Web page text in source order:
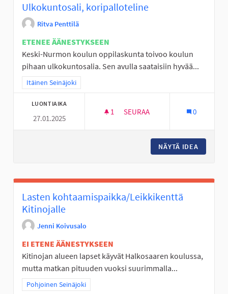
Ulkokuntosali, koripalloteline
Ritva Penttilä
ETENEE ÄÄNESTYKSEEN
Keski-Nurmon koulun oppilaskunta toivoo koulun
pihaan ulkokuntosalia. Sen avulla saataisiin hyvää...
Rajaa tulokset teeman mukaan: Itäinen Seinäjoki
Itäinen Seinäjoki
LUONTIAIKA
27.01.2025
1 1 SEURAAJA
SEURAA 0
NÄYTÄ IDEA
Lasten kohtaamispaikka/Leikkikenttä
Kitinojalle
Jenni Koivusalo
EI ETENE ÄÄNESTYKSEEN
Kitinojan alueen lapset käyvät Halkosaaren koulussa,
mutta matkan pituuden vuoksi suurimmalla...
Rajaa tulokset teeman mukaan: Pohjoinen Seinäjoki
Pohjoinen Seinäjoki